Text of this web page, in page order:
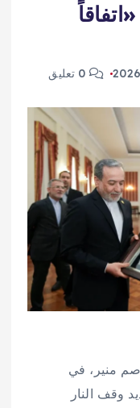
منير، في
وقف النار